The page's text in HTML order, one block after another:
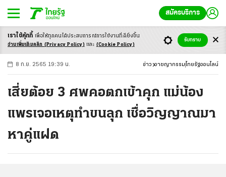
สมัครบริการ
-ก ก ก+
8 ก.ย. 2565 19:39 น. ข่าว อาชญากรรม ไทยรัฐออนไลน์
เสี่ยต้อย 3 ศพคอตกเข้าคุก แม่น้อง
แพรเจอเหตุทำขนลุก เชื่อวิญญาณมา
หาคู่แฝด
เราใช้คุ้กกี้ เพื่อให้ทุกคนได้ประสบการณ์การใช้งานที่ดียิ่งขึ้น
อ่านเพิ่มเติมคลิก (Privacy Policy) และ (Cookie Policy)
รับทราบ